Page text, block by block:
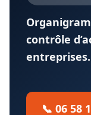
contrôle
entreprises.
📞 06 58